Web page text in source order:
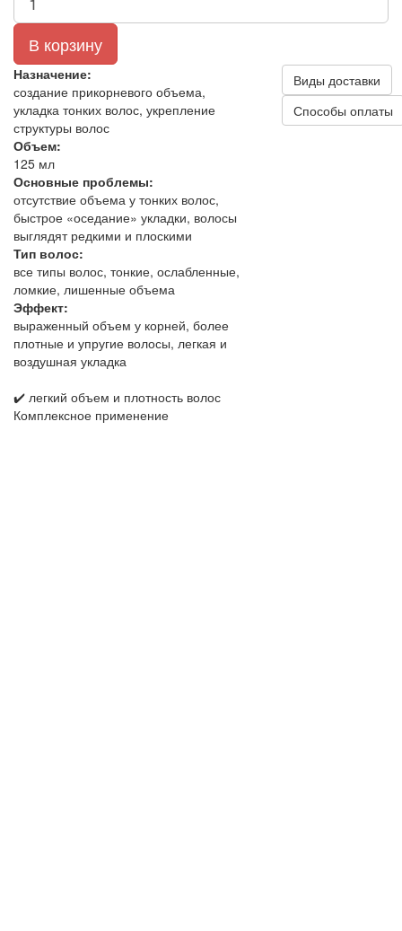
В корзину
Назначение:
создание прикорневого объема,
укладка тонких волос, укрепление
структуры волос
Объем:
125 мл
Основные проблемы:
отсутствие объема у тонких волос,
быстрое «оседание» укладки, волосы
выглядят редкими и плоскими
Тип волос:
все типы волос, тонкие, ослабленные,
ломкие, лишенные объема
Эффект:
выраженный объем у корней, более
плотные и упругие волосы, легкая и
воздушная укладка
Виды доставки
Способы оплаты
✔️ легкий объем и плотность волос
Комплексное применение